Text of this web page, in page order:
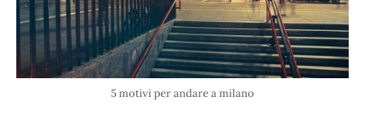
5 motivi per andare a milano